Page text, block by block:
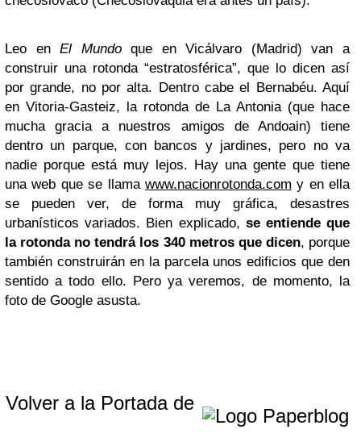
Leo enEl Mundoque en Vicálvaro (Madrid) van a
construir una rotonda “estratosférica”, que lo dicen así
por grande, no por alta. Dentro cabe el Bernabéu. Aquí
en Vitoria-Gasteiz, la rotonda de La Antonia (que hace
mucha gracia a nuestros amigos de Andoain) tiene
dentro un parque, con bancos y jardines, pero no va
nadie porque está muy lejos. Hay una gente que tiene
una web que se llama www.nacionrotonda.com y en ella
se pueden ver, de forma muy gráfica, desastres
urbanísticos variados. Bien explicado, se entiende que
la rotonda no tendrá los 340 metros que dicen, porque
también construirán en la parcela unos edificios que den
sentido a todo ello. Pero ya veremos, de momento, la
foto de Google asusta.
Volver a la Portada de